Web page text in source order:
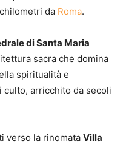
da Roma.
di Santa Maria
sacra che domina
spiritualità e
culto, arricchito da secoli
verso la rinomata Villa